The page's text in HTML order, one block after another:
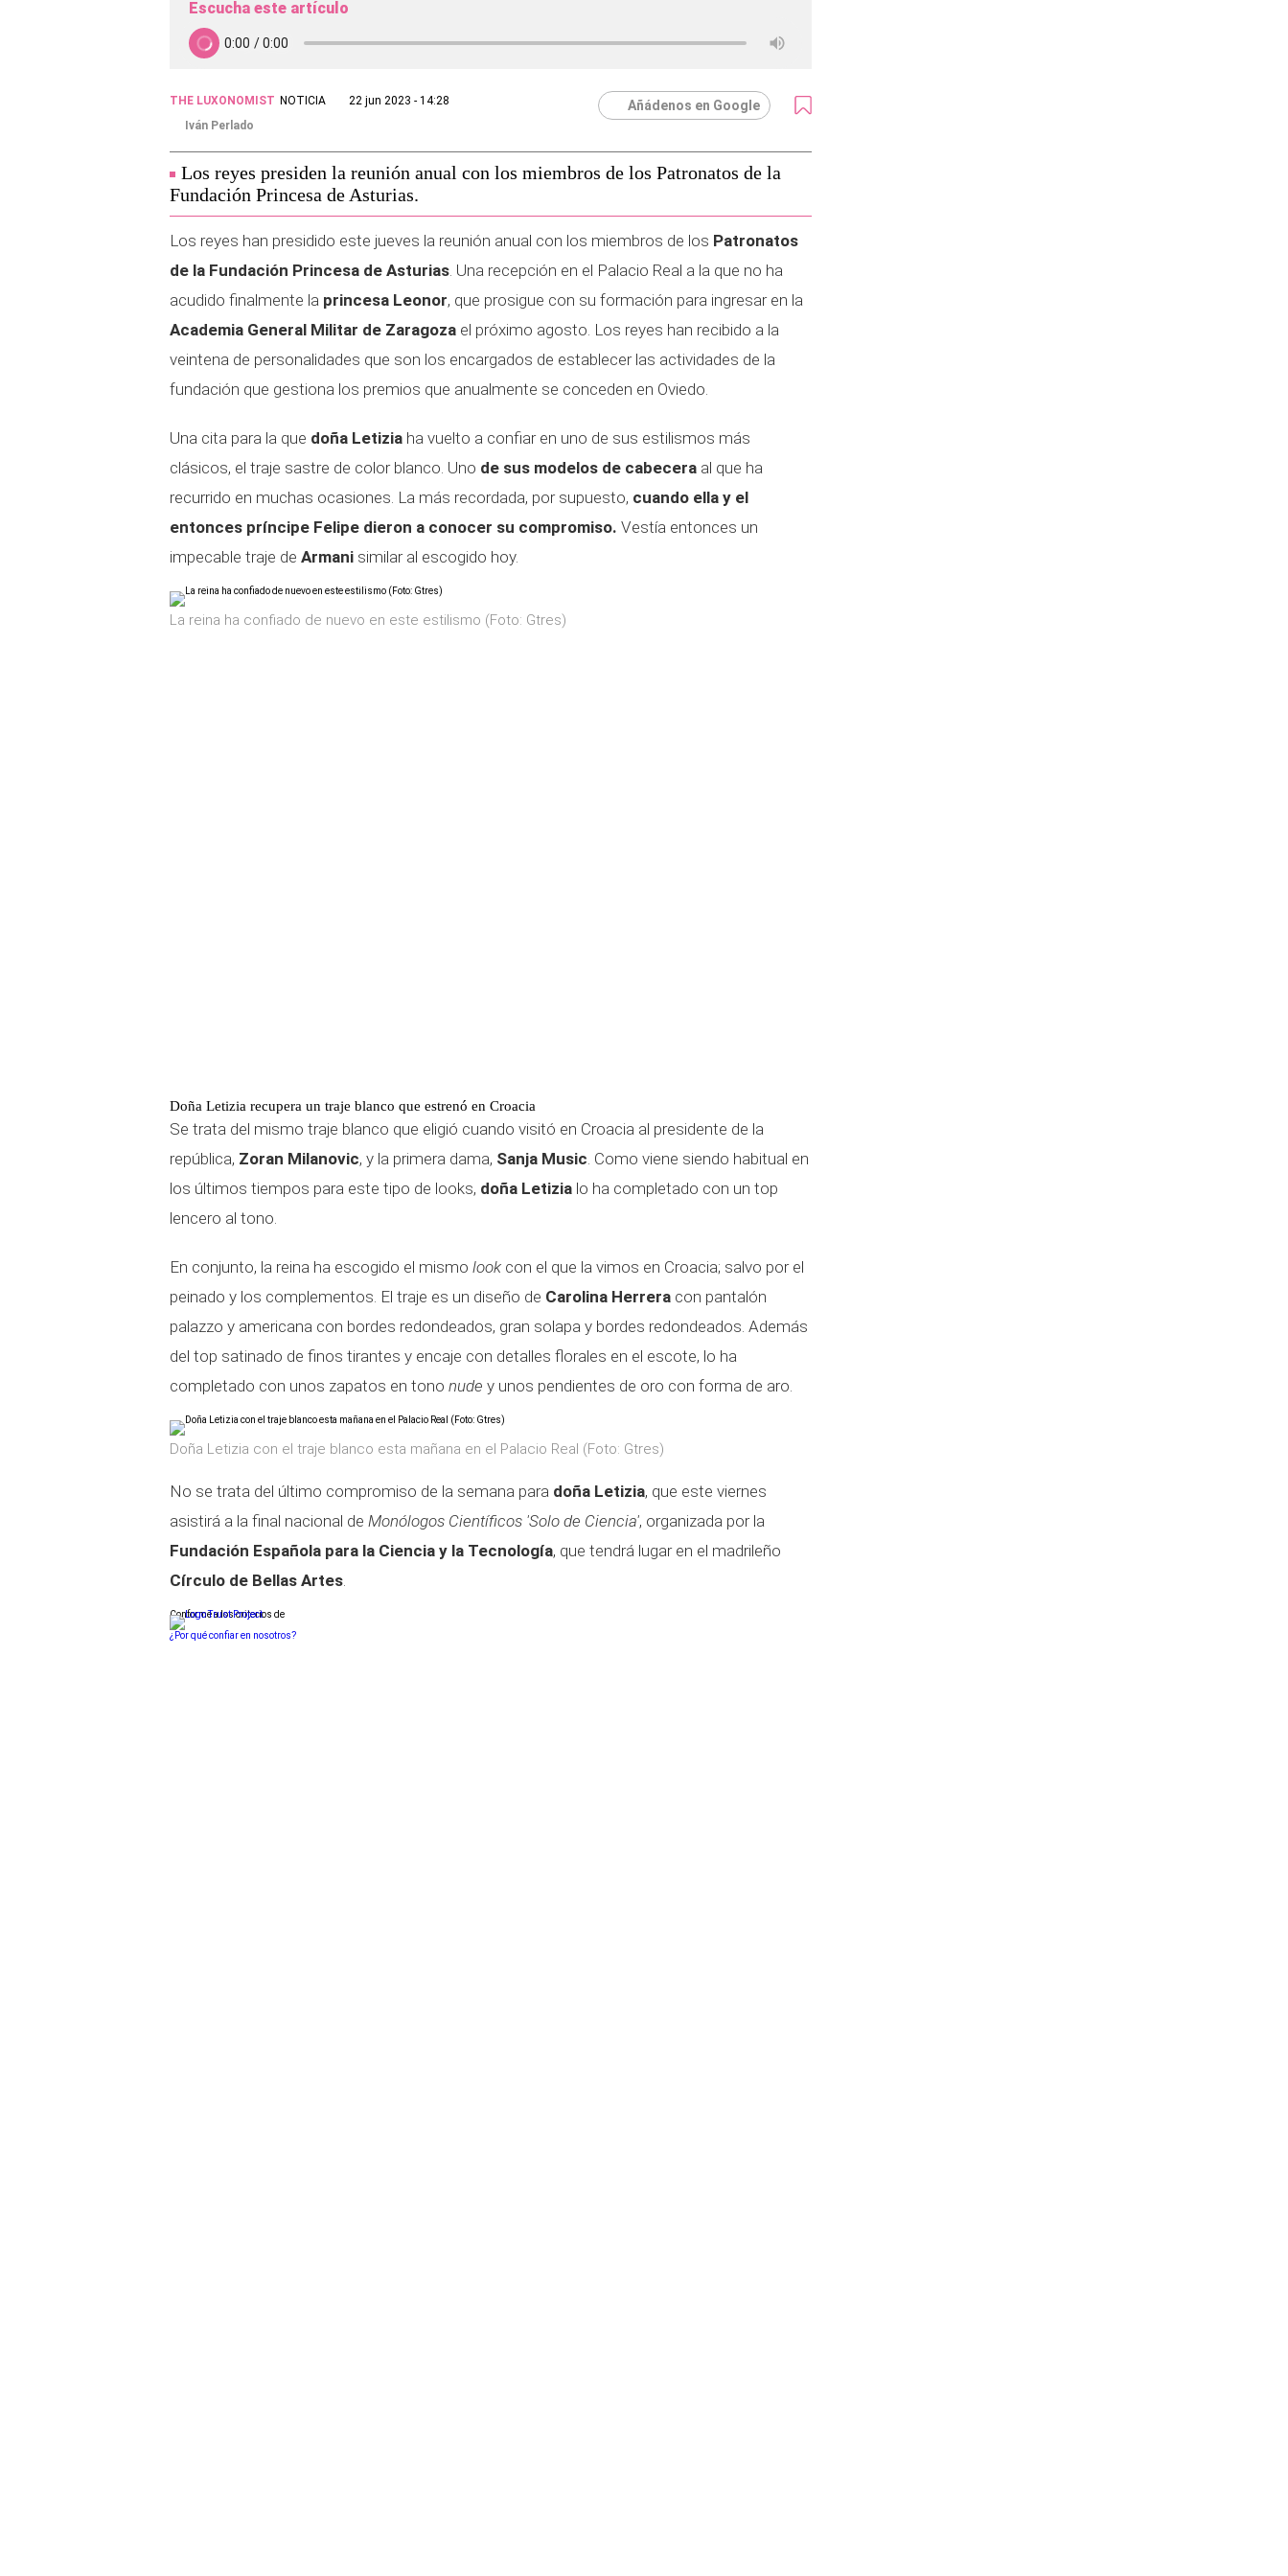
Escucha este artículo
THE LUXONOMIST NOTICIA
22 jun 2023 - 14:28
Iván Perlado
Añádenos en Google
Los reyes presiden la reunión anual con los miembros de los Patronatos de la
Fundación Princesa de Asturias.
Los reyes han presidido este jueves la reunión anual con los miembros de los Patronatos
de la Fundación Princesa de Asturias . Una recepción en el Palacio Real a la que no ha
acudido finalmente la princesa Leonor, que prosigue con su formación para ingresar en la
Academia General Militar de Zaragoza el próximo agosto. Los reyes han recibido a la
veintena de personalidades que son los encargados de establecer las actividades de la
fundación que gestiona los premios que anualmente se conceden en Oviedo.
Una cita para la que doña Letizia ha vuelto a confiar en uno de sus estilismos más
clásicos, el traje sastre de color blanco. Uno de sus modelos de cabecera al que ha
recurrido en muchas ocasiones. La más recordada, por supuesto, cuando ella y el
entonces príncipe Felipe dieron a conocer su compromiso. Vestía entonces un
impecable traje de Armani similar al escogido hoy.
La reina ha confiado de nuevo en este estilismo (Foto: Gtres)
Doña Letizia recupera un traje blanco que estrenó en Croacia
Se trata del mismo traje blanco que eligió cuando visitó en Croacia al presidente de la
república, Zoran Milanovic, y la primera dama, Sanja Music . Como viene siendo habitual en
los últimos tiempos para este tipo de looks, doña Letizia lo ha completado con un top
lencero al tono.
En conjunto, la reina ha escogido el mismo look con el que la vimos en Croacia; salvo por el
peinado y los complementos. El traje es un diseño de Carolina Herrera con pantalón
palazzo y americana con bordes redondeados, gran solapa y bordes redondeados. Además
del top satinado de finos tirantes y encaje con detalles florales en el escote, lo ha
completado con unos zapatos en tono nude y unos pendientes de oro con forma de aro.
Doña Letizia con el traje blanco esta mañana en el Palacio Real (Foto: Gtres)
No se trata del último compromiso de la semana para doña Letizia, que este viernes
asistirá a la final nacional de Monólogos Científicos 'Solo de Ciencia', organizada por la
Fundación Española para la Ciencia y la Tecnología, que tendrá lugar en el madrileño
Círculo de Bellas Artes
Conforme a los criterios de
¿Por qué confiar en nosotros?